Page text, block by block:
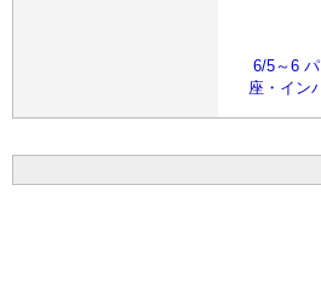
6/5～6
座・イン